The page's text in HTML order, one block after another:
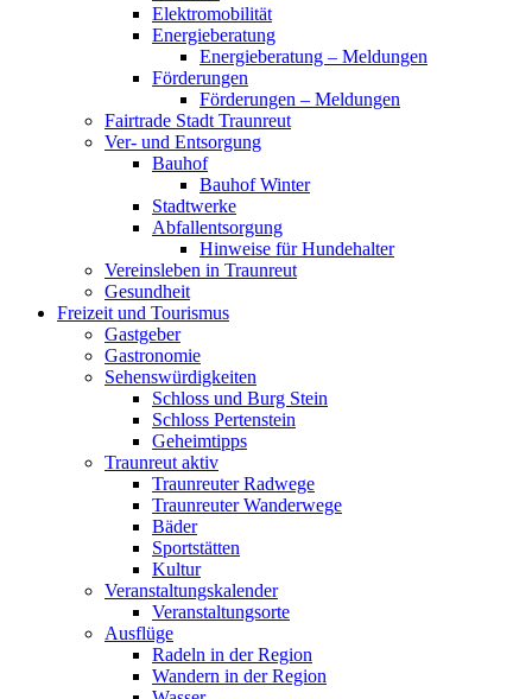
Elektromobilität
Energieberatung
Energieberatung – Meldungen
Förderungen
Förderungen – Meldungen
Fairtrade Stadt Traunreut
Ver- und Entsorgung
Bauhof
Bauhof Winter
Stadtwerke
Abfallentsorgung
Hinweise für Hundehalter
Vereinsleben in Traunreut
Gesundheit
Freizeit und Tourismus
Gastgeber
Gastronomie
Sehenswürdigkeiten
Schloss und Burg Stein
Schloss Pertenstein
Geheimtipps
Traunreut aktiv
Traunreuter Radwege
Traunreuter Wanderwege
Bäder
Sportstätten
Kultur
Veranstaltungskalender
Veranstaltungsorte
Ausflüge
Radeln in der Region
Wandern in der Region